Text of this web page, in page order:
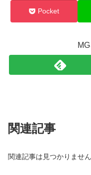
Pocket
関連記事
関連記事は見つかりません